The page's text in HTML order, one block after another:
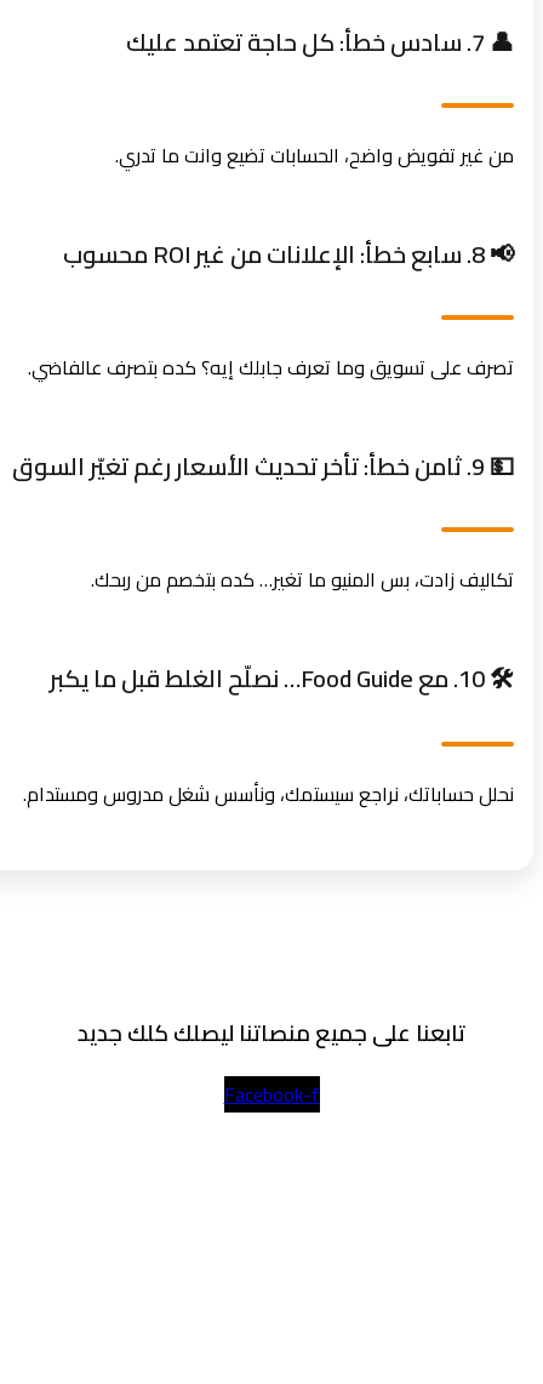
من غير تفويض واضح، الحسابات تضيع وانت ما تدري.
📢 8. سابع خطأ: الإعلانات من غير ROI محسوب
تصرف على تسويق وما تعرف جابلك إيه؟ كده بتصرف عالفاضي.
تكاليف زادت، بس المنيو ما تغير… كده بتخصم من ربحك.
نحلل حساباتك، نراجع سيستمك، ونأسس شغل مدروس ومستدام.
تابعنا على جميع منصاتنا ليصلك كلك جديد
Facebook-f